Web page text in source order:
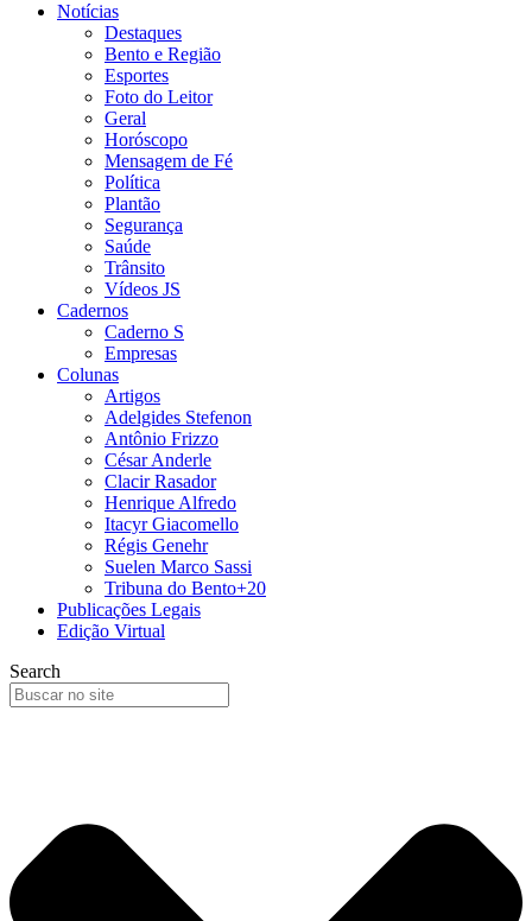
Notícias
Destaques
Bento e Região
Esportes
Foto do Leitor
Geral
Horóscopo
Mensagem de Fé
Política
Plantão
Segurança
Saúde
Trânsito
Vídeos JS
Cadernos
Caderno S
Empresas
Colunas
Artigos
Adelgides Stefenon
Antônio Frizzo
César Anderle
Clacir Rasador
Henrique Alfredo
Itacyr Giacomello
Régis Genehr
Suelen Marco Sassi
Tribuna do Bento+20
Publicações Legais
Edição Virtual
Search